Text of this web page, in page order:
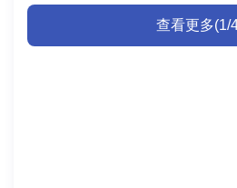
享了学院在思想政治教育与学生党团
验。双方围绕岗位教师聘任、教研室
查看更多(1/